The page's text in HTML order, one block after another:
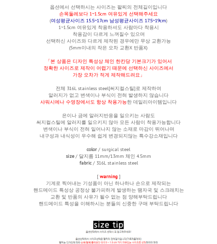
옵션에서 선택하시는 사이즈는 팔찌의 전체길이입니다
손목둘레보다 1~1.5cm 여유있게 선택해주세요
(여성평균사이즈 15.5~17cm 남성평균사이즈 17.5~19cm)
1~1.5cm 여유있게 착용하셔도 사람마다 착용시
착용감이 다르게 느껴질수 있으며
선택하신 사이즈와 다르게 제작된 경우에만 무상 교환가능
(5mm이내의 작은 오차 교환X 반품X)
「본 상품은 디자인 특성상 체인 한칸당 기본크기가 있어서
정확한 사이즈로 제작이 어렵기 때문에 선택하신 사이즈에서
가장 오차가 적게 제작해드려요」
전체 316L stainless steel[써지컬스틸]로 제작하여
알러지가 없고 변색이나 부식이 전혀 발생하지 않습니다
샤워시에나 수영장에서도 항상 착용가능한 데일리아이템입니다
은이나 금에 알러지반응을 일으키는 사람도
써지컬스틸에 알러지를 일으키지 않아 모든 사람이 착용가능합니다
변색이나 부식이 전혀 일어나지 않는 소재로 마감이 뛰어나며
내구성과 내식성이 우수해 쉽게 변경되지않는 특수강소재입니다
color / surgical steel
size/ 달지름 11mm/13mm 체인 4.5mm
fabric/ 316L stainless steel
[ warning ]
기계로 찍어내는 기성품이 아닌 하나하나 손으로 제작되는
핸드메이드 특성상 공정상 불가피하게 발생하는 땜자국 및 스크래치는
교환 및 반품의 사유가 될수 없는 점 양해부탁드립니다
핸드메이드 특성을 이해하시는 분들의 신중한 구매 부탁드립니다